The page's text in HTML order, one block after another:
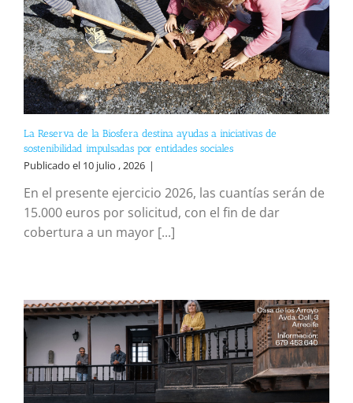
La Reserva de la Biosfera destina ayudas a iniciativas de
sostenibilidad impulsadas por entidades sociales
Publicado el 10 julio , 2026 |
En el presente ejercicio 2026, las cuantías serán de
15.000 euros por solicitud, con el fin de dar
cobertura a un mayor [...]